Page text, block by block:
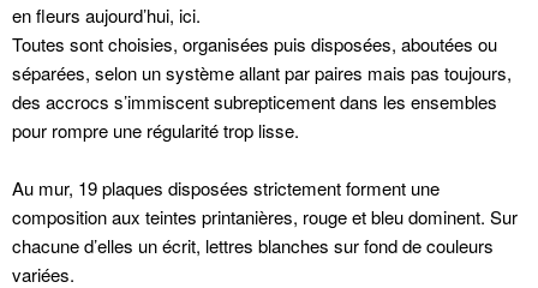
en fleurs aujourd’hui, ici.
Toutes sont choisies, organisées puis disposées, aboutées ou
séparées, selon un système allant par paires mais pas toujours,
des accrocs s’immiscent subrepticement dans les ensembles
pour rompre une régularité trop lisse.
Au mur, 19 plaques disposées strictement forment une
composition aux teintes printanières, rouge et bleu dominent. Sur
chacune d’elles un écrit, lettres blanches sur fond de couleurs
variées.